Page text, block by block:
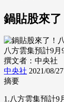
鍋貼股來
八方雲集預計9月
撰文者：中央社
中央社 2021/08/27
摘要
1.八方雲集預計9